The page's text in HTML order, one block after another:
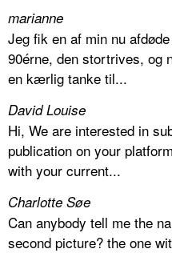
marianne
Jeg fik en af min nu
90érne, den stortrives, og
en kærlig tanke til...
David Louise
Hi, We are interested in
publication on your
with your current...
Charlotte Søe
Can anybody tell me the
second picture? the one